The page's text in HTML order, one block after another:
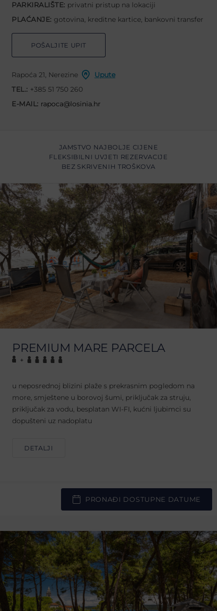
PARKIRALIŠTE: privatni pristup na lokaciji
PLAĆANJE: gotovina, kreditne kartice, bankovni transfer
POŠALJITE UPIT
Rapoća 21, Nerezine
Upute
TEL.: +385 51 750 260
E-MAIL: rapoca@losinia.hr
JAMSTVO NAJBOLJE CIJENE
FLEKSIBILNI UVJETI REZERVACIJE
BEZ SKRIVENIH TROŠKOVA
PREMIUM MARE PARCELA
+
u neposrednoj blizini plaže s prekrasnim pogledom na
more, smještene u borovoj šumi, priključak za struju,
priključak za vodu, besplatan WI-FI, kućni ljubimci su
dopušteni uz nadoplatu
DETALJI
PRONAĐI DOSTUPNE DATUME